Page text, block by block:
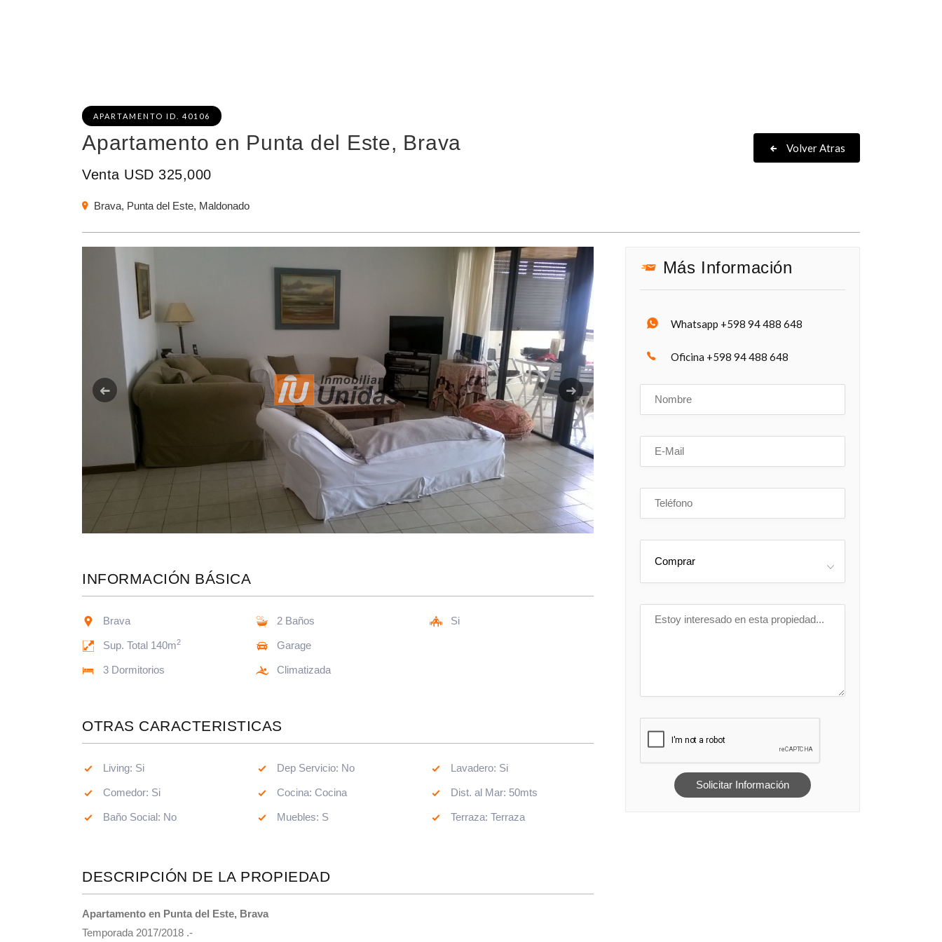
APARTAMENTO ID. 40106
Apartamento en Punta del Este, Brava
Venta USD 325,000
Brava, Punta del Este, Maldonado
Volver Atras
Anterior Siguiente
INFORMACIÓN BÁSICA
Brava
Sup. Total 140m2
3 Dormitorios
2 Baños
Garage
Climatizada
Si
OTRAS CARACTERISTICAS
Living: Si
Comedor: Si
Baño Social: No
Dep Servicio: No
Cocina: Cocina
Muebles: S
Lavadero: Si
Dist. al Mar: 50mts
Terraza: Terraza
DESCRIPCIÓN DE LA PROPIEDAD
Apartamento en Punta del Este, Brava
Temporada 2017/2018 .-
Más Información
Whatsapp +598 94 488 648
Oficina +598 94 488 648
Comprar
Solicitar Información